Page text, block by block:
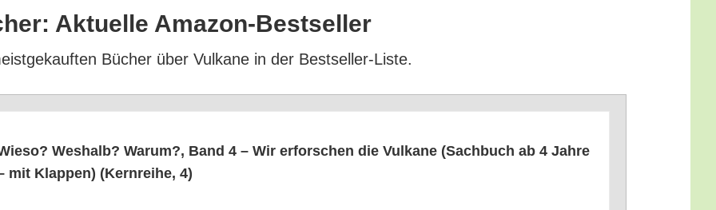
Aktu­el­le Amazon-Bestseller
Bücher über Vul­ka­ne in der Bestseller-Liste.
Wes­halb? War­um?, Band 4 – Wir erfor­schen die Vul­ka­ne (Sach­buch ab 4 Jah­re
mit Klap­pen) (Kern­rei­he, 4)